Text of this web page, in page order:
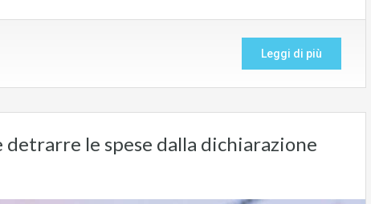
Leggi di più
le spese dalla dichiarazione